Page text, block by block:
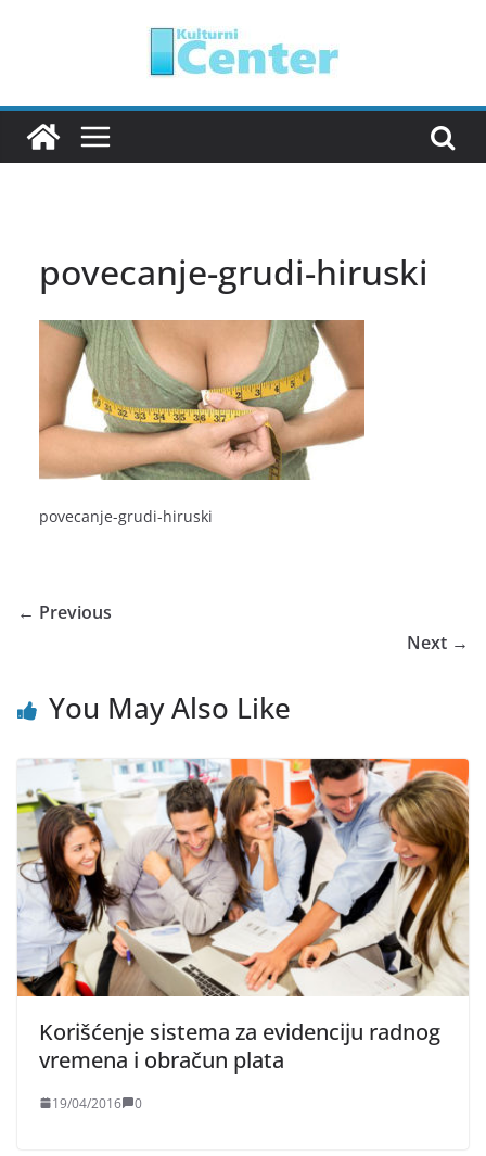
povecanje-grudi-hiruski
povecanje-grudi-hiruski
← Previous
Next →
You May Also Like
Korišćenje sistema za evidenciju radnog
vremena i obračun plata
19/04/2016 0